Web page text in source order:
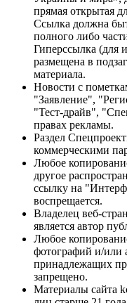
прямая открытая
Ссылка должна
полного либо
Гиперссылка (для
размещена в
материала.
Новости с
"Заявление",
"Тест-драйв",
правах рекламы.
Раздел
коммерческими
Любое
другое
ссылку на
воспрещается.
Владелец веб-
является автор
Любое
фотографий и/или
принадлежащих
запрещено.
Материалы сайта